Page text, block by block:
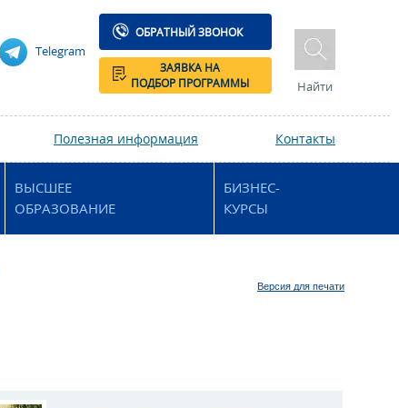
Telegram
ОБРАТНЫЙ ЗВОНОК
ЗАЯВКА НА
ПОДБОР ПРОГРАММЫ
Найти
Полезная информация Контакты
ВЫСШЕЕ
ОБРАЗОВАНИЕ
БИЗНЕС-
КУРСЫ
Версия для печати